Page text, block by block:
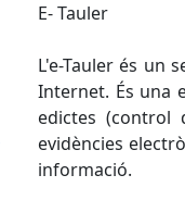
E- Tauler
L'e-Tauler és un
Internet. És una
edictes (control
evidències
informació.